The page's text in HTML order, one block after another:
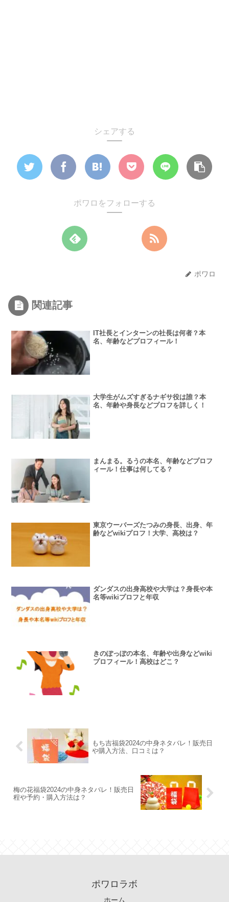
シェアする
ポワロをフォローする
ポワロ
関連記事
IT社長とインターンの社長は何者？本
名、年齢などプロフィール！
大学生がムズすぎるナギサ役は誰？本
名、年齢や身長などプロフを詳しく！
まんまる。るうの本名、年齢などプロフ
ィール！仕事は何してる？
東京ウーバーズたつみの身長、出身、年
齢などwikiプロフ！大学、高校は？
ダンダスの出身高校や大学は？身長や本
名等wikiプロフと年収
きのぽっぽの本名、年齢や出身などwiki
プロフィール！高校はどこ？
もち吉福袋2024の中身ネタバレ！販売日
や購入方法、口コミは？
梅の花福袋2024の中身ネタバレ！販売日
程や予約・購入方法は？
ポワロラボ
ホーム